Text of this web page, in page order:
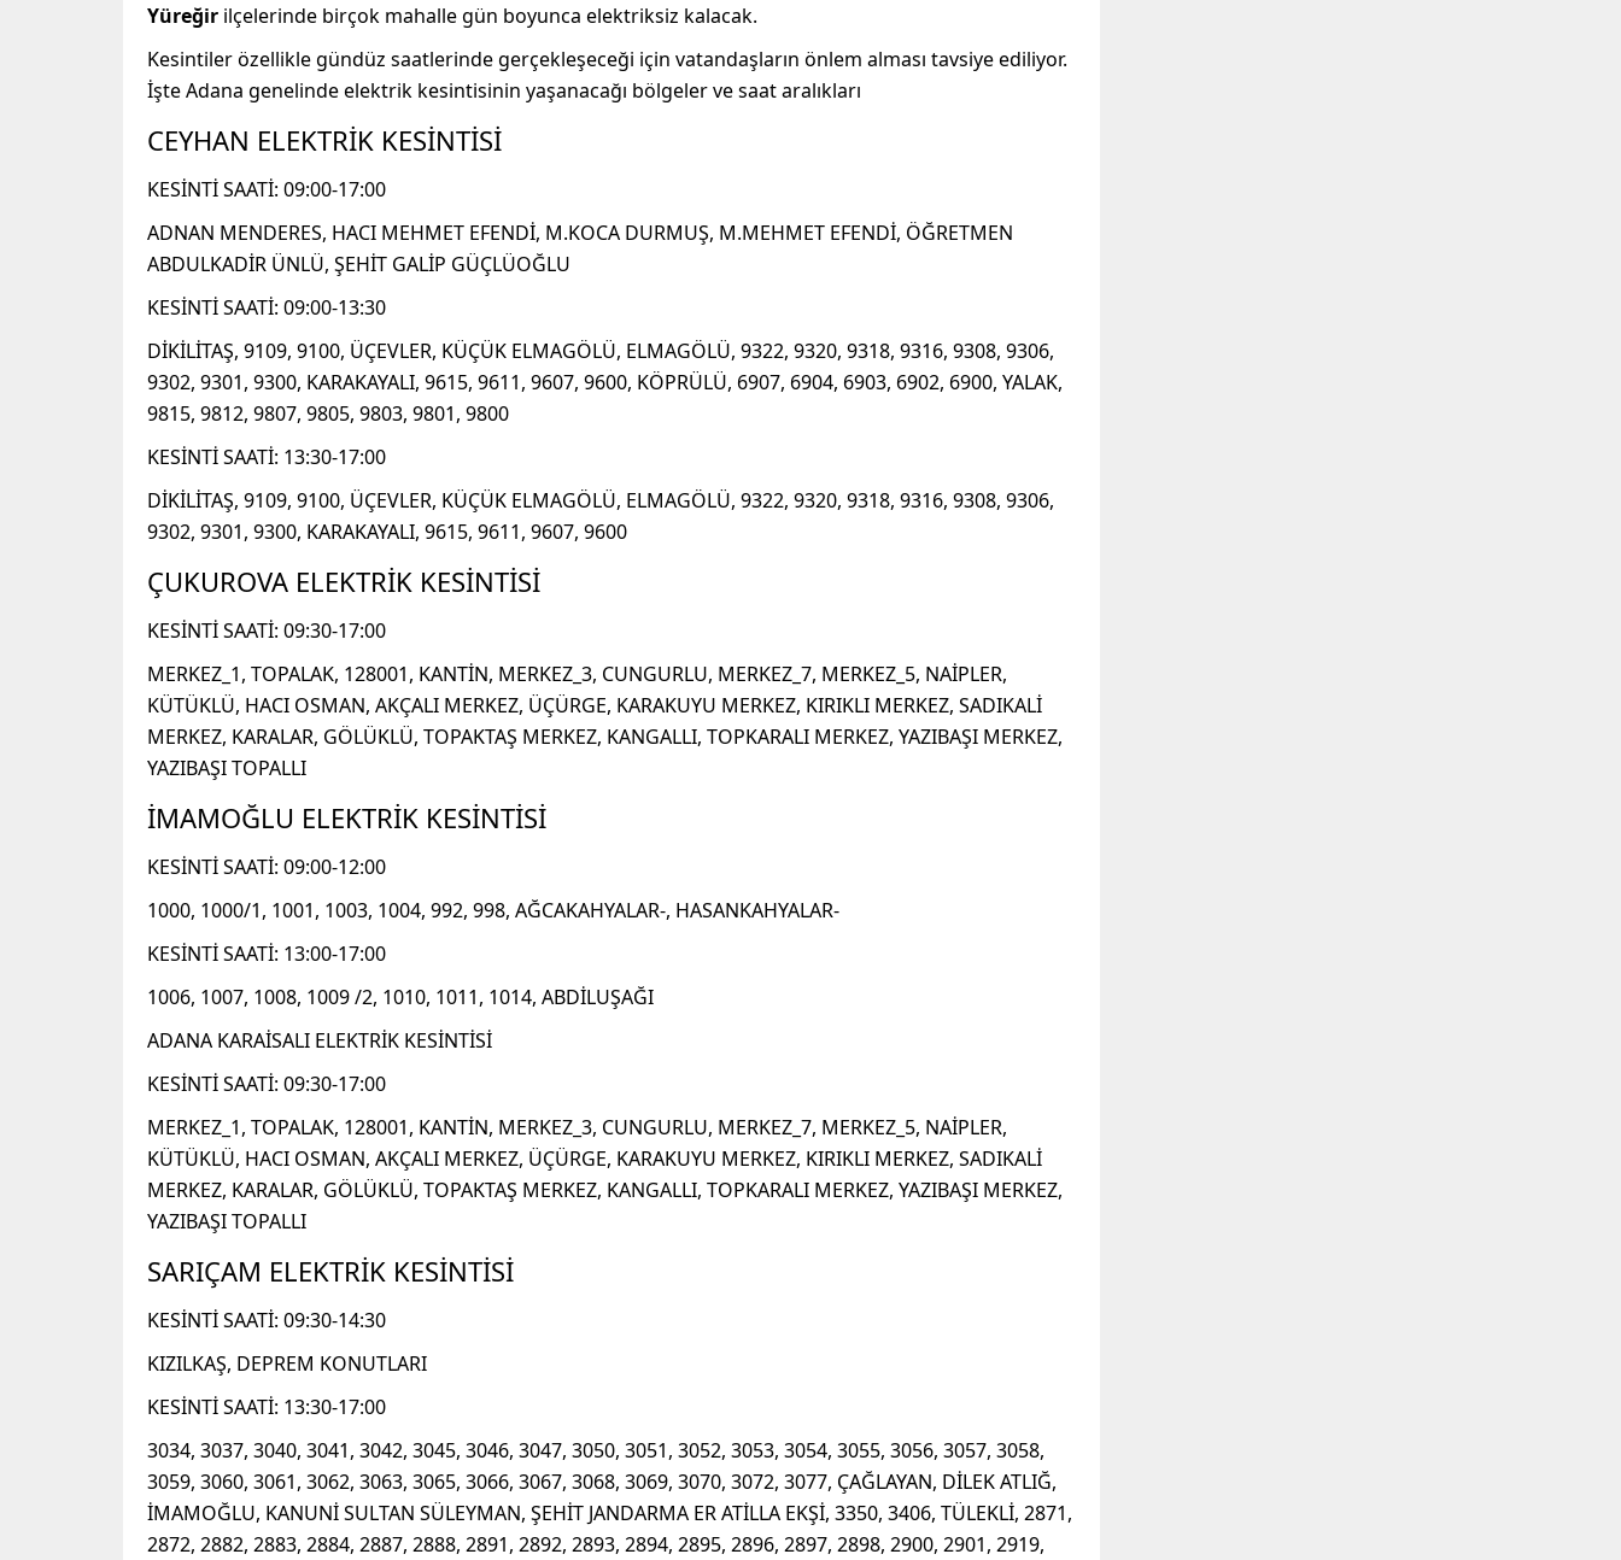
Yüreğir ilçelerinde birçok mahalle gün boyunca elektriksiz kalacak.
Kesintiler özellikle gündüz saatlerinde gerçekleşeceği için vatandaşların önlem alması tavsiye ediliyor.
İşte Adana genelinde elektrik kesintisinin yaşanacağı bölgeler ve saat aralıkları
CEYHAN ELEKTRİK KESİNTİSİ
KESİNTİ SAATİ: 09:00-17:00
ADNAN MENDERES, HACI MEHMET EFENDİ, M.KOCA DURMUŞ, M.MEHMET EFENDİ, ÖĞRETMEN
ABDULKADİR ÜNLÜ, ŞEHİT GALİP GÜÇLÜOĞLU
KESİNTİ SAATİ: 09:00-13:30
DİKİLİTAŞ, 9109, 9100, ÜÇEVLER, KÜÇÜK ELMAGÖLÜ, ELMAGÖLÜ, 9322, 9320, 9318, 9316, 9308, 9306,
9302, 9301, 9300, KARAKAYALI, 9615, 9611, 9607, 9600, KÖPRÜLÜ, 6907, 6904, 6903, 6902, 6900, YALAK,
9815, 9812, 9807, 9805, 9803, 9801, 9800
KESİNTİ SAATİ: 13:30-17:00
DİKİLİTAŞ, 9109, 9100, ÜÇEVLER, KÜÇÜK ELMAGÖLÜ, ELMAGÖLÜ, 9322, 9320, 9318, 9316, 9308, 9306,
9302, 9301, 9300, KARAKAYALI, 9615, 9611, 9607, 9600
ÇUKUROVA ELEKTRİK KESİNTİSİ
KESİNTİ SAATİ: 09:30-17:00
MERKEZ_1, TOPALAK, 128001, KANTİN, MERKEZ_3, CUNGURLU, MERKEZ_7, MERKEZ_5, NAİPLER,
KÜTÜKLÜ, HACI OSMAN, AKÇALI MERKEZ, ÜÇÜRGE, KARAKUYU MERKEZ, KIRIKLI MERKEZ, SADIKALİ
MERKEZ, KARALAR, GÖLÜKLÜ, TOPAKTAŞ MERKEZ, KANGALLI, TOPKARALI MERKEZ, YAZIBAŞI MERKEZ,
YAZIBAŞI TOPALLI
İMAMOĞLU ELEKTRİK KESİNTİSİ
KESİNTİ SAATİ: 09:00-12:00
1000, 1000/1, 1001, 1003, 1004, 992, 998, AĞCAKAHYALAR-, HASANKAHYALAR-
KESİNTİ SAATİ: 13:00-17:00
1006, 1007, 1008, 1009 /2, 1010, 1011, 1014, ABDİLUŞAĞI
ADANA KARAİSALI ELEKTRİK KESİNTİSİ
KESİNTİ SAATİ: 09:30-17:00
MERKEZ_1, TOPALAK, 128001, KANTİN, MERKEZ_3, CUNGURLU, MERKEZ_7, MERKEZ_5, NAİPLER,
KÜTÜKLÜ, HACI OSMAN, AKÇALI MERKEZ, ÜÇÜRGE, KARAKUYU MERKEZ, KIRIKLI MERKEZ, SADIKALİ
MERKEZ, KARALAR, GÖLÜKLÜ, TOPAKTAŞ MERKEZ, KANGALLI, TOPKARALI MERKEZ, YAZIBAŞI MERKEZ,
YAZIBAŞI TOPALLI
SARIÇAM ELEKTRİK KESİNTİSİ
KESİNTİ SAATİ: 09:30-14:30
KIZILKAŞ, DEPREM KONUTLARI
KESİNTİ SAATİ: 13:30-17:00
3034, 3037, 3040, 3041, 3042, 3045, 3046, 3047, 3050, 3051, 3052, 3053, 3054, 3055, 3056, 3057, 3058,
3059, 3060, 3061, 3062, 3063, 3065, 3066, 3067, 3068, 3069, 3070, 3072, 3077, ÇAĞLAYAN, DİLEK ATLIĞ,
İMAMOĞLU, KANUNİ SULTAN SÜLEYMAN, ŞEHİT JANDARMA ER ATİLLA EKŞİ, 3350, 3406, TÜLEKLİ, 2871,
2872, 2882, 2883, 2884, 2887, 2888, 2891, 2892, 2893, 2894, 2895, 2896, 2897, 2898, 2900, 2901, 2919,